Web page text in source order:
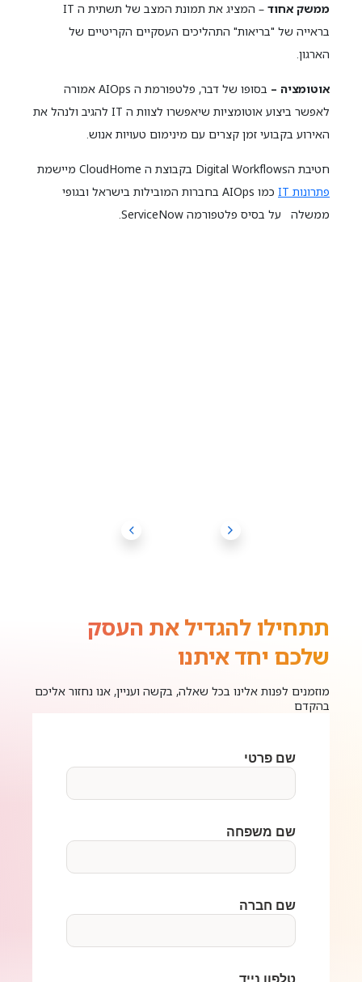
ממשק אחוד
– המציג את תמונת המצב של תשתית ה IT
בראייה של "בריאות" התהליכים העסקיים הקריטיים של
הארגון.
אוטומציה –
בסופו של דבר, פלטפורמת ה AIOps אמורה
לאפשר ביצוע אוטומציות שיאפשרו לצוות ה IT להגיב ולנהל את
האירוע בקבועי זמן קצרים עם מינימום טעויות אנוש.
חטיבת הDigital Workflows בקבוצת ה CloudHome מיישמת
פתרונות IT
כמו AIOps בחברות המובילות בישראל ובגופי
ממשלה על בסיס פלטפורמה ServiceNow.
תתחילו להגדיל את העסק
שלכם יחד איתנו
מוזמנים לפנות אלינו בכל שאלה, בקשה ועניין, אנו נחזור אליכם
בהקדם